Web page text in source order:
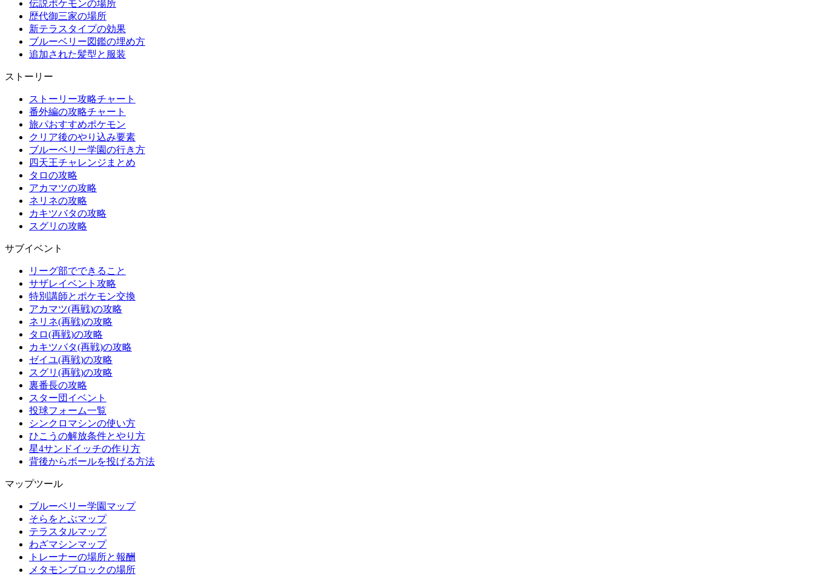
伝説ポケモンの場所
歴代御三家の場所
新テラスタイプの効果
ブルーベリー図鑑の埋め方
追加された髪型と服装
ストーリー
ストーリー攻略チャート
番外編の攻略チャート
旅パおすすめポケモン
クリア後のやり込み要素
ブルーベリー学園の行き方
四天王チャレンジまとめ
タロの攻略
アカマツの攻略
ネリネの攻略
カキツバタの攻略
スグリの攻略
サブイベント
リーグ部でできること
サザレイベント攻略
特別講師とポケモン交換
アカマツ(再戦)の攻略
ネリネ(再戦)の攻略
タロ(再戦)の攻略
カキツバタ(再戦)の攻略
ゼイユ(再戦)の攻略
スグリ(再戦)の攻略
裏番長の攻略
スター団イベント
投球フォーム一覧
シンクロマシンの使い方
ひこうの解放条件とやり方
星4サンドイッチの作り方
背後からボールを投げる方法
マップツール
ブルーベリー学園マップ
そらをとぶマップ
テラスタルマップ
わざマシンマップ
トレーナーの場所と報酬
メタモンブロックの場所